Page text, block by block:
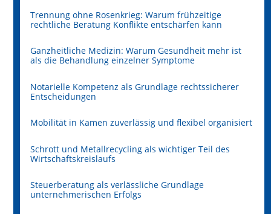
Trennung ohne Rosenkrieg: Warum frühzeitige
rechtliche Beratung Konflikte entschärfen kann
Ganzheitliche Medizin: Warum Gesundheit mehr ist
als die Behandlung einzelner Symptome
Notarielle Kompetenz als Grundlage rechtssicherer
Entscheidungen
Mobilität in Kamen zuverlässig und flexibel organisiert
Schrott und Metallrecycling als wichtiger Teil des
Wirtschaftskreislaufs
Steuerberatung als verlässliche Grundlage
unternehmerischen Erfolgs